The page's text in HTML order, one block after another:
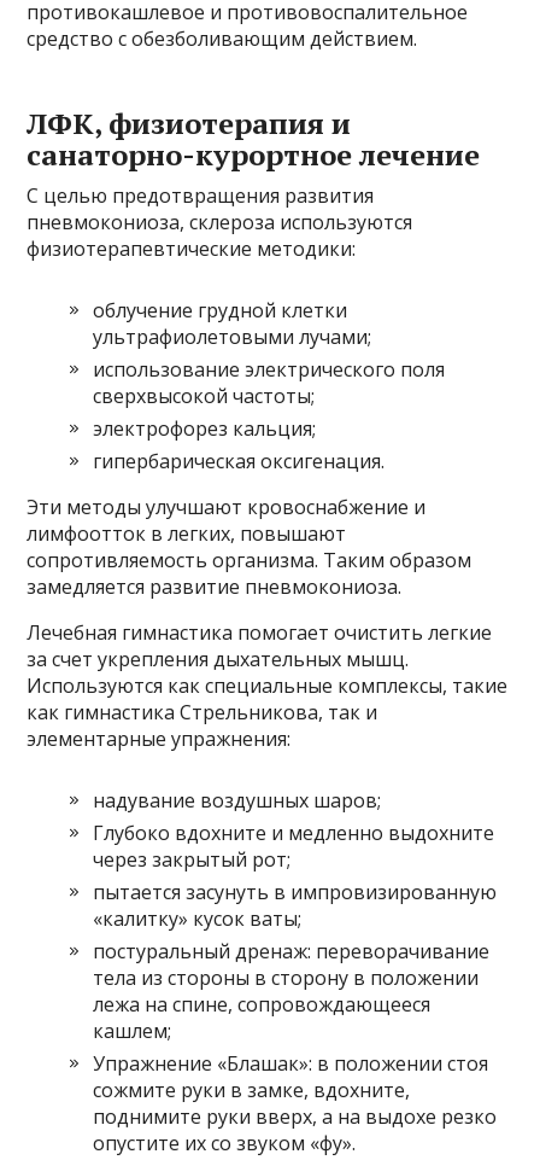
противокашлевое и противовоспалительное
средство с обезболивающим действием.
ЛФК, физиотерапия и
санаторно-курортное лечение
С целью предотвращения развития
пневмокониоза, склероза используются
физиотерапевтические методики:
облучение грудной клетки
ультрафиолетовыми лучами;
использование электрического поля
сверхвысокой частоты;
электрофорез кальция;
гипербарическая оксигенация.
Эти методы улучшают кровоснабжение и
лимфоотток в легких, повышают
сопротивляемость организма. Таким образом
замедляется развитие пневмокониоза.
Лечебная гимнастика помогает очистить легкие
за счет укрепления дыхательных мышц.
Используются как специальные комплексы, такие
как гимнастика Стрельникова, так и
элементарные упражнения:
надувание воздушных шаров;
Глубоко вдохните и медленно выдохните
через закрытый рот;
пытается засунуть в импровизированную
«калитку» кусок ваты;
постуральный дренаж: переворачивание
тела из стороны в сторону в положении
лежа на спине, сопровождающееся
кашлем;
Упражнение «Блашак»: в положении стоя
сожмите руки в замке, вдохните,
поднимите руки вверх, а на выдохе резко
опустите их со звуком «фу».